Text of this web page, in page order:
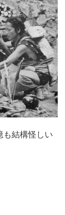
も結構怪しい